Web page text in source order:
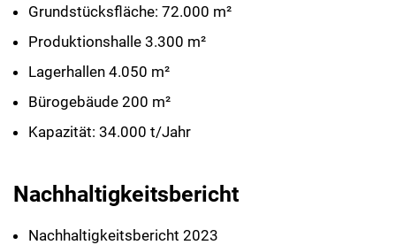
Grundstücksfläche: 72.000 m²
Produktionshalle 3.300 m²
Lagerhallen 4.050 m²
Bürogebäude 200 m²
Kapazität: 34.000 t/Jahr
Nachhaltigkeitsbericht
Nachhaltigkeitsbericht 2023